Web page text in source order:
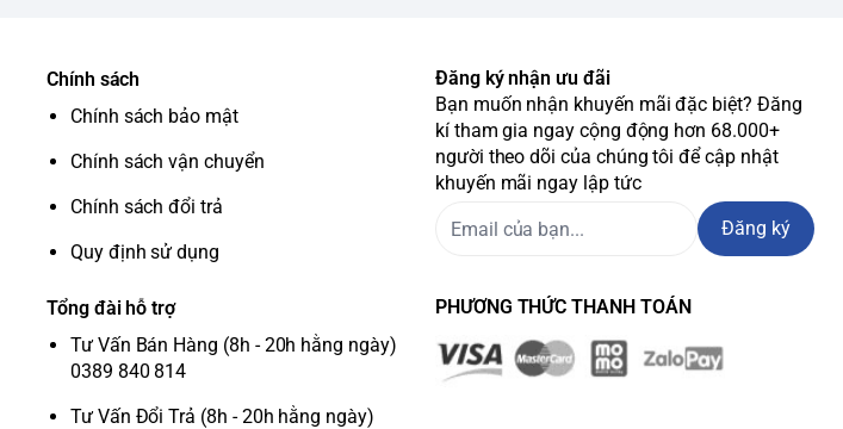
Chính sách
Chính sách bảo mật
Chính sách vận chuyển
Chính sách đổi trả
Quy định sử dụng
Tổng đài hỗ trợ
Tư Vấn Bán Hàng (8h - 20h hằng ngày)
0389 840 814
Tư Vấn Đổi Trả (8h - 20h hằng ngày)
Đăng ký nhận ưu đãi
Bạn muốn nhận khuyến mãi đặc biệt? Đăng
kí tham gia ngay cộng động hơn 68.000+
người theo dõi của chúng tôi để cập nhật
khuyến mãi ngay lập tức
Đăng ký
PHƯƠNG THỨC THANH TOÁN